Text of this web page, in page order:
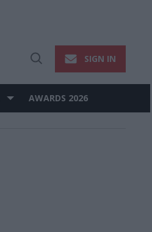
Open
SIGN IN
AWARDS 2026